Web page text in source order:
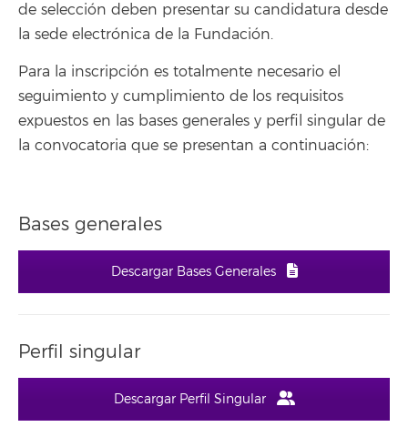
de selección deben presentar su candidatura desde
la sede electrónica de la Fundación.
Para la inscripción es totalmente necesario el
seguimiento y cumplimiento de los requisitos
expuestos en las bases generales y perfil singular de
la convocatoria que se presentan a continuación:
Bases generales
Descargar Bases Generales
Perfil singular
Descargar Perfil Singular